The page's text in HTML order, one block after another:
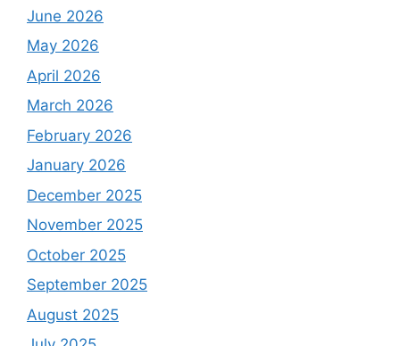
June 2026
May 2026
April 2026
March 2026
February 2026
January 2026
December 2025
November 2025
October 2025
September 2025
August 2025